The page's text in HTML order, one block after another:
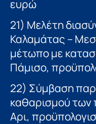
ευρώ
21) Μελέτη
Καλαμάτας –
μέτωπο με
Πάμισο,
22) Σύμβαση
καθαρισμού των
Αρι,